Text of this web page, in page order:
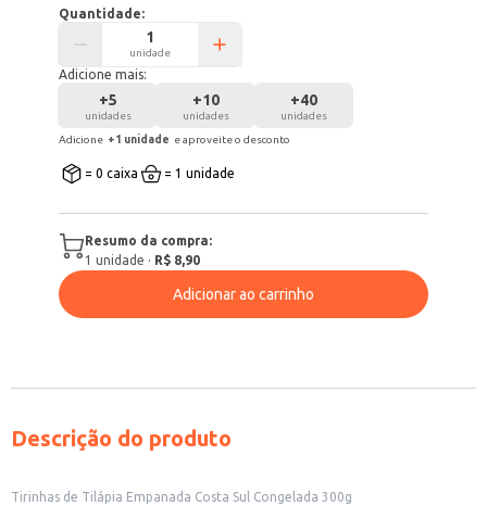
Quantidade:
unidade
Adicione mais:
+5
unidades
+10
unidades
+40
unidades
Adicione +1 unidade e aproveite o desconto
= 0 caixa = 1 unidade
Resumo da compra:
1 unidade · R$ 8,90
Adicionar ao carrinho
Descrição do produto
Tirinhas de Tilápia Empanada Costa Sul Congelada 300g